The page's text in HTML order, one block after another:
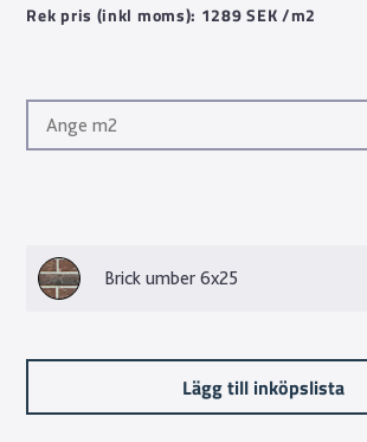
Rek pris (inkl moms): 1289 SEK /m2
Brick umber 6x25
Lägg till inköpslista